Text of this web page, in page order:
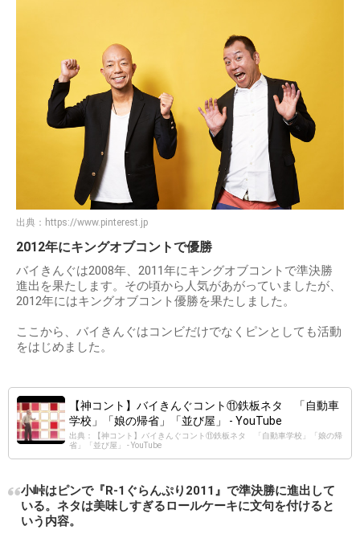
出典： https://www.pinterest.jp
2012年にキングオブコントで優勝
バイきんぐは2008年、2011年にキングオブコントで準決勝
進出を果たします。その頃から人気があがっていましたが、
2012年にはキングオブコント優勝を果たしました。
ここから、バイきんぐはコンビだけでなくピンとしても活動
をはじめました。
【神コント】バイきんぐコント⑪鉄板ネタ 「自動車
学校」「娘の帰省」「並び屋」 - YouTube
出典：【神コント】バイきんぐコント⑪鉄板ネタ 「自動車学校」「娘の帰
省」「並び屋」 - YouTube
小峠はピンで『R-1ぐらんぷり2011』で準決勝に進出して
いる。ネタは美味しすぎるロールケーキに文句を付けると
いう内容。